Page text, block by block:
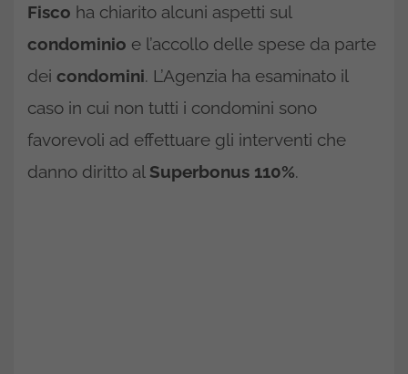
Fisco ha chiarito alcuni aspetti sul
condominio e l’accollo delle spese da parte
dei condomini. L’Agenzia ha esaminato il
caso in cui non tutti i condomini sono
favorevoli ad effettuare gli interventi che
danno diritto al Superbonus 110%.